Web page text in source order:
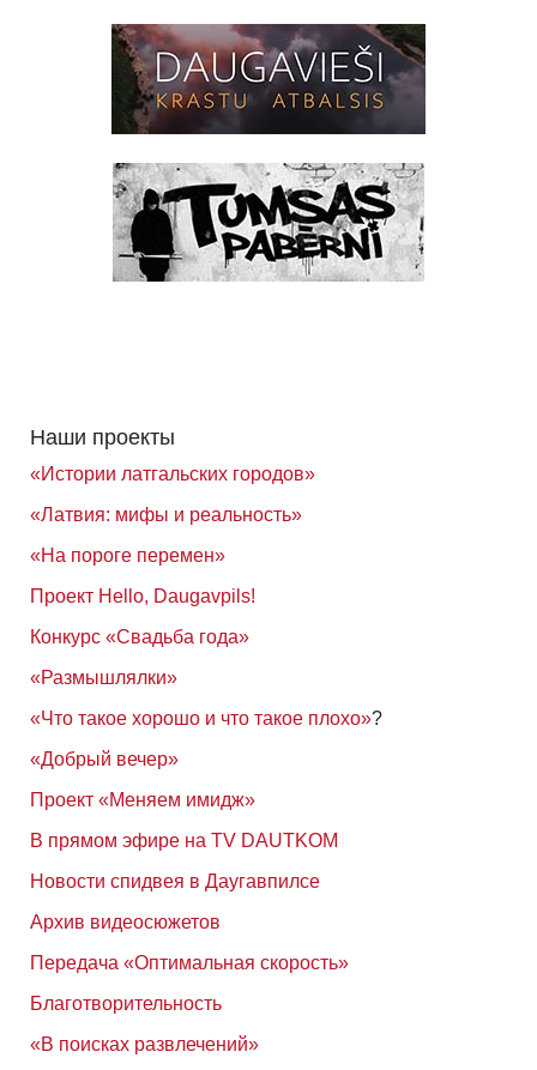
Наши проекты
«Истории латгальских городов»
«Латвия: мифы и реальность»
«На пороге перемен»
Проект Hello, Daugavpils!
Конкурс «Свадьба года»
«Размышлялки»
«Что такое хорошо и что такое плохо»?
«Добрый вечер»
Проект «Меняем имидж»
В прямом эфире на TV DAUTKOM
Новости спидвея в Даугавпилсе
Архив видеосюжетов
Передача «Оптимальная скорость»
Благотворительность
«В поисках развлечений»